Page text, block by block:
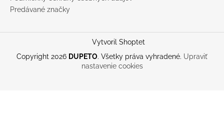
Predávané značky
Vytvoril Shoptet
Copyright 2026 DUPETO. Všetky práva vyhradené. Upraviť
nastavenie cookies